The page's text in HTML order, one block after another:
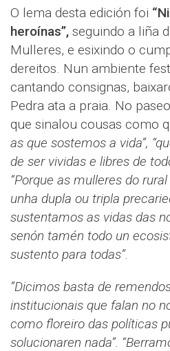
O lema desta edición foi
heroínas”, seguindo a liña
Mulleres, e esixindo o
dereitos. Nun ambiente
cantando consignas,
Pedra ata a praia. No
que sinalou cousas como
as que sostemos a vida”,
de ser vividas e libres de
“Porque as mulleres do
unha dupla ou tripla
sustentamos as vidas das
senón tamén todo un
sustento para todas”.
”Dicimos basta de
institucionais que falan no
como floreiro das políticas
solucionaren nada”.